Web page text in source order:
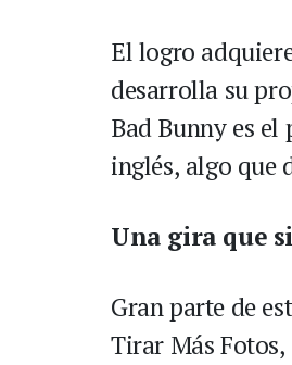
El logro
desarrolla su
Bad Bunny es
inglés, algo que
Una gira que
Gran parte de
Tirar Más